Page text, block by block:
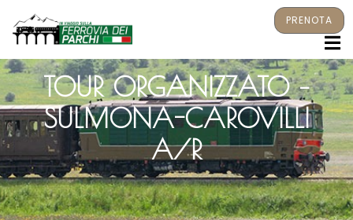
PRENOTA
TOUR ORGANIZZATO –
SULMONA-CAROVILLI
A/R